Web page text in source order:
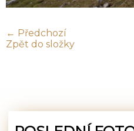
← Předchozí
Zpět do složky